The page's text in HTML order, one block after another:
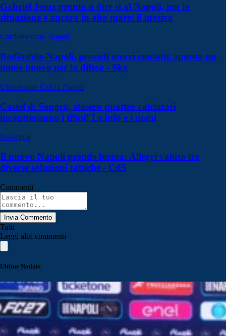
Gabriel Jesus pronto a dire sì al Napoli, ma la
situazione è ancora in alto mare: il motivo
Calciomercato Napoli
Badiashile-Napoli, previsti nuovi contatti: spunta un
nome nuovo per la difesa - Sky
Ultimissime Calcio Napoli
Castel di Sangro, stasera quattro calciatori
incontreranno i tifosi! Le info e i nomi
Rassegna
Il nuovo Napoli prende forma: Allegri valuta tre
diverse soluzioni tattiche - CdS
Commenti
Invia Commento
Tutti
Leggi altri commenti
Ultime Notizie